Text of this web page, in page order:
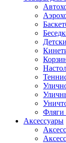
Фляги
Аксессуары